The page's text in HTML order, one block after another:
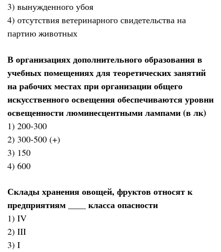
3) вынужденного убоя
4) отсутствия ветеринарного свидетельства на
партию животных
В организациях дополнительного образования в
учебных помещениях для теоретических занятий
на рабочих местах при организации общего
искусственного освещения обеспечиваются уровни
освещенности люминесцентными лампами (в лк)
1) 200-300
2) 300-500 (+)
3) 150
4) 600
Склады хранения овощей, фруктов относят к
предприятиям ____ класса опасности
1) IV
2) III
3) I